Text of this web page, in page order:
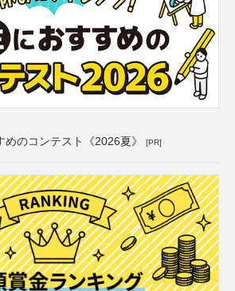
めのコンテスト《2026夏》 [PR]